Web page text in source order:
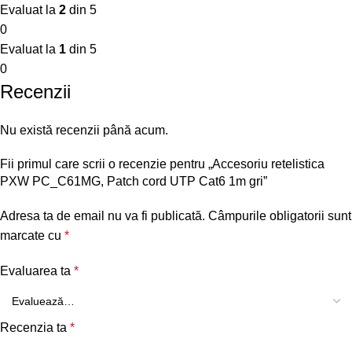
Evaluat la 2 din 5
0
Evaluat la 1 din 5
0
Recenzii
Nu există recenzii până acum.
Fii primul care scrii o recenzie pentru „Accesoriu retelistica
PXW PC_C61MG, Patch cord UTP Cat6 1m gri”
Adresa ta de email nu va fi publicată. Câmpurile obligatorii sunt
marcate cu *
Evaluarea ta *
Recenzia ta *